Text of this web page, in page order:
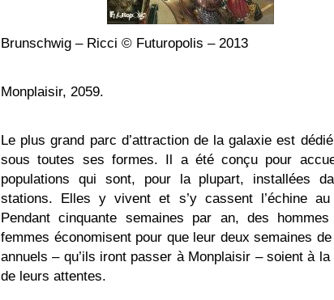
Brunschwig – Ricci © Futuropolis – 2013
Monplaisir, 2059.
Le plus grand parc d’attraction de la galaxie est
sous toutes ses formes. Il a été conçu pour
populations qui sont, pour la plupart, installées
stations. Elles y vivent et s’y cassent l’échine au
Pendant cinquante semaines par an, des
femmes économisent pour que leur deux semaines
annuels – qu’ils iront passer à Monplaisir – soient à la
de leurs attentes.